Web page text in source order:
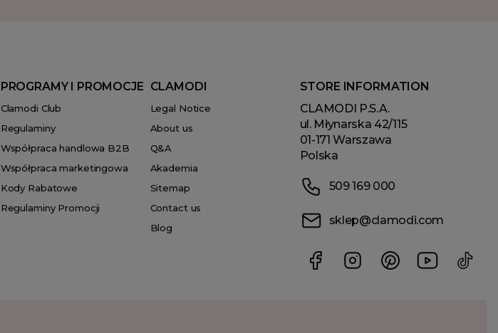
PROGRAMY I PROMOCJE
Clamodi Club
Regulaminy
Współpraca handlowa B2B
Współpraca marketingowa
Kody Rabatowe
Regulaminy Promocji
CLAMODI
Legal Notice
About us
Q&A
Akademia
Sitemap
Contact us
Blog
STORE INFORMATION
CLAMODI P.S.A.
ul. Młynarska 42/115
01-171 Warszawa
Polska
509 169 000
sklep@clamodi.com